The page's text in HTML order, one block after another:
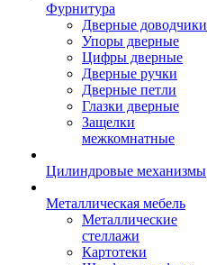
Фурнитура
Дверные доводчики
Упоры дверные
Цифры дверные
Дверные ручки
Дверные петли
Глазки дверные
Защелки
межкомнатные
Цилиндровые механизмы
Металлическая мебель
Металлические
стеллажи
Картотеки